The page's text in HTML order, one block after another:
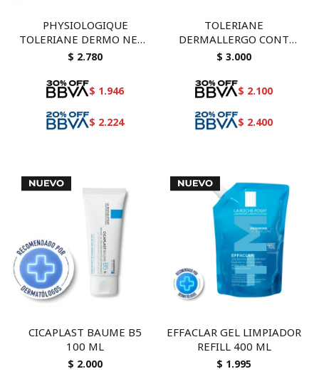
PHYSIOLOGIQUE
TOLERIANE DERMO NETT
200 M
$ 2.780
$ 1.946
$ 2.224
TOLERIANE
DERMALLERGO CONT
OJOS 20 ML
$ 3.000
$ 2.100
$ 2.400
CICAPLAST BAUME B5
100 ML
$ 2.000
EFFACLAR GEL LIMPIADOR
REFILL 400 ML
$ 1.995